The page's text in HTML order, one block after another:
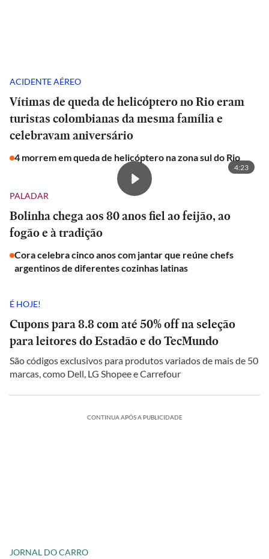
ACIDENTE AÉREO
Vítimas de queda de helicóptero no Rio eram
turistas colombianas da mesma família e
celebravam aniversário
4 morrem em queda de helicóptero na zona sul do Rio
4:23
PALADAR
Bolinha chega aos 80 anos fiel ao feijão, ao
fogão e à tradição
Cora celebra cinco anos com jantar que reúne chefs
argentinos de diferentes cozinhas latinas
É HOJE!
Cupons para 8.8 com até 50% off na seleção
para leitores do Estadão e do TecMundo
São códigos exclusivos para produtos variados de mais de 50
marcas, como Dell, LG Shopee e Carrefour
CONTINUA APÓS A PUBLICIDADE
JORNAL DO CARRO